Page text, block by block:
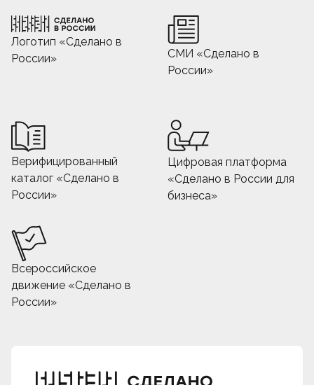
Логотип «Сделано в
России»
СМИ «Сделано в
России»
Верифицированный
каталог «Сделано в
России»
Цифровая платформа
«Сделано в России для
бизнеса»
Всероссийское
движение «Сделано в
России»